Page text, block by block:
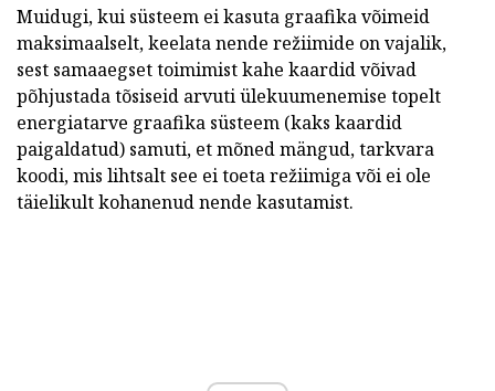
Muidugi, kui süsteem ei kasuta graafika võimeid
maksimaalselt, keelata nende režiimide on vajalik,
sest samaaegset toimimist kahe kaardid võivad
põhjustada tõsiseid arvuti ülekuumenemise topelt
energiatarve graafika süsteem (kaks kaardid
paigaldatud) samuti, et mõned mängud, tarkvara
koodi, mis lihtsalt see ei toeta režiimiga või ei ole
täielikult kohanenud nende kasutamist.